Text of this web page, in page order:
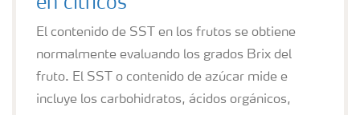
en cítricos
El contenido de SST en los frutos se obtiene
normalmente evaluando los grados Brix del
fruto. El SST o contenido de azúcar mide e
incluye los carbohidratos, ácidos orgánicos,